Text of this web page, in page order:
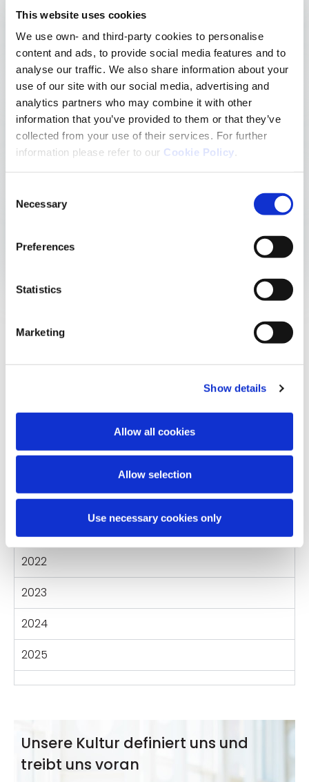
This website uses cookies
We use own- and third-party cookies to personalise
content and ads, to provide social media features and to
analyse our traffic. We also share information about your
use of our site with our social media, advertising and
analytics partners who may combine it with other
information that you’ve provided to them or that they’ve
collected from your use of their services. For further
information please refer to our Cookie Policy.
Selection
Necessary
Preferences
Statistics
Marketing
Show details
Allow all cookies
Allow selection
Use necessary cookies only
Konzernmitarbeiter
~0
ZNS-Pipeline
0%
Geschichte.
2020
2022
2023
2024
2025
Unsere Kultur definiert uns und
treibt uns voran